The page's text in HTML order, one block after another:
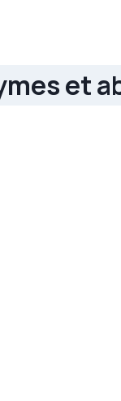
et